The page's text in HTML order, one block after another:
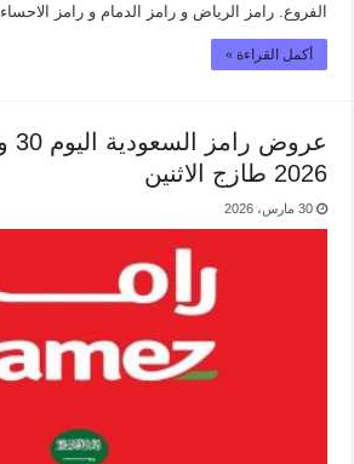
الفروع. رامز الرياض و رامز الدمام و رامز
أكمل القراءة »
2026 طازج الاثنين
30 مارس، 2026